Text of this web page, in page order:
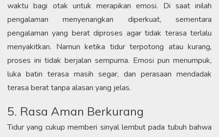
waktu bagi otak untuk merapikan emosi. Di saat inilah
pengalaman menyenangkan diperkuat, sementara
pengalaman yang berat diproses agar tidak terasa terlalu
menyakitkan. Namun ketika tidur terpotong atau kurang,
proses ini tidak berjalan sempurna. Emosi pun menumpuk,
luka batin terasa masih segar, dan perasaan mendadak
terasa berat tanpa alasan yang jelas.
5. Rasa Aman Berkurang
Tidur yang cukup memberi sinyal lembut pada tubuh bahwa